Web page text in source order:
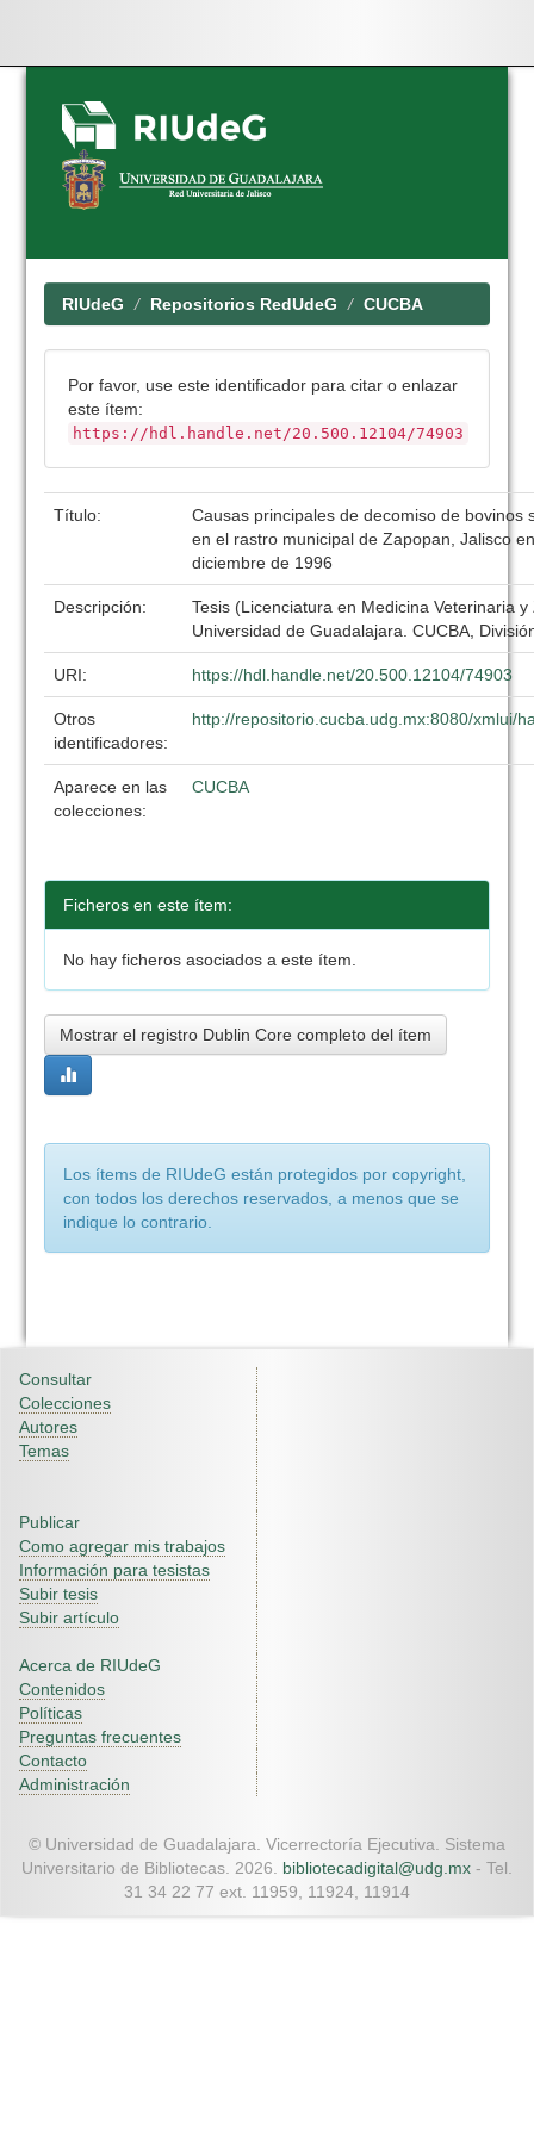
Skip
navigation
RIUdeG Repositorios RedUdeG CUCBA
Por favor, use este identificador para citar o enlazar
este ítem:
https://hdl.handle.net/20.500.12104/74903
Título:
Causas principales de decomiso de bovinos
en el rastro municipal de Zapopan, Jalisco
diciembre de 1996
Descripción:
Tesis (Licenciatura en Medicina Veterinaria
Universidad de Guadalajara. CUCBA,
URI: https://hdl.handle.net/20.500.12104/74903
Otros
identificadores:
http://repositorio.cucba.udg.mx:8080/xmlui/
Aparece en las
colecciones:
CUCBA
Ficheros en este ítem:
No hay ficheros asociados a este ítem.
Mostrar el registro Dublin Core completo del ítem
Los ítems de RIUdeG están protegidos por copyright,
con todos los derechos reservados, a menos que se
indique lo contrario.
Consultar
Colecciones
Autores
Temas
Publicar
Como agregar mis trabajos
Información para tesistas
Subir tesis
Subir artículo
Acerca de RIUdeG
Contenidos
Políticas
Preguntas frecuentes
Contacto
Administración
© Universidad de Guadalajara. Vicerrectoría Ejecutiva. Sistema
Universitario de Bibliotecas. 2026. bibliotecadigital@udg.mx - Tel.
31 34 22 77 ext. 11959, 11924, 11914